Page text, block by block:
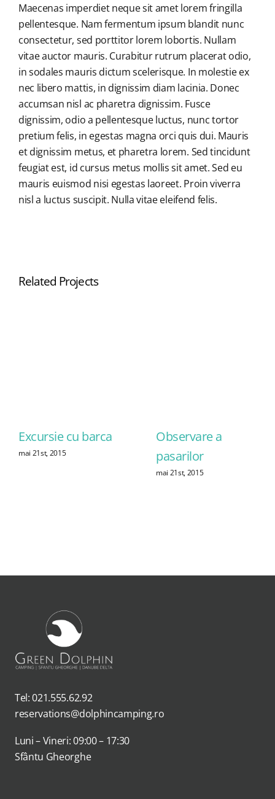
Maecenas imperdiet neque sit amet lorem fringilla
pellentesque. Nam fermentum ipsum blandit nunc
consectetur, sed porttitor lorem lobortis. Nullam
vitae auctor mauris. Curabitur rutrum placerat odio,
in sodales mauris dictum scelerisque. In molestie ex
nec libero mattis, in dignissim diam lacinia. Donec
accumsan nisl ac pharetra dignissim. Fusce
dignissim, odio a pellentesque luctus, nunc tortor
pretium felis, in egestas magna orci quis dui. Mauris
et dignissim metus, et pharetra lorem. Sed tincidunt
feugiat est, id cursus metus mollis sit amet. Sed eu
mauris euismod nisi egestas laoreet. Proin viverra
nisl a luctus suscipit. Nulla vitae eleifend felis.
Related Projects
Excursie cu barca
mai 21st, 2015
Observare a
pasarilor
mai 21st, 2015
Tel: 021.555.62.92
reservations@dolphincamping.ro
Luni – Vineri: 09:00 – 17:30
Sfântu Gheorghe